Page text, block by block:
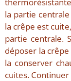
la partie
la crêpe est
partie centrale.
déposer la
la conserver
cuites.